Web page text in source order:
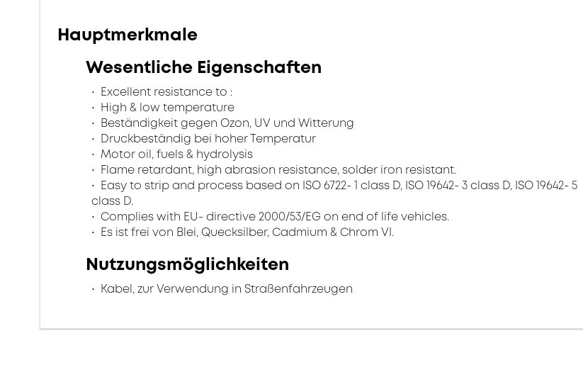
Hauptmerkmale
Wesentliche Eigenschaften
Excellent resistance to :
High & low temperature
Beständigkeit gegen Ozon, UV und Witterung
Druckbeständig bei hoher Temperatur
Motor oil, fuels & hydrolysis
Flame retardant, high abrasion resistance, solder iron resistant.
Easy to strip and process based on ISO 6722- 1 class D, ISO 19642- 3 class D, ISO 19642- 5
class D.
Complies with EU- directive 2000/53/EG on end of life vehicles.
Es ist frei von Blei, Quecksilber, Cadmium & Chrom VI.
Nutzungsmöglichkeiten
Kabel, zur Verwendung in Straßenfahrzeugen